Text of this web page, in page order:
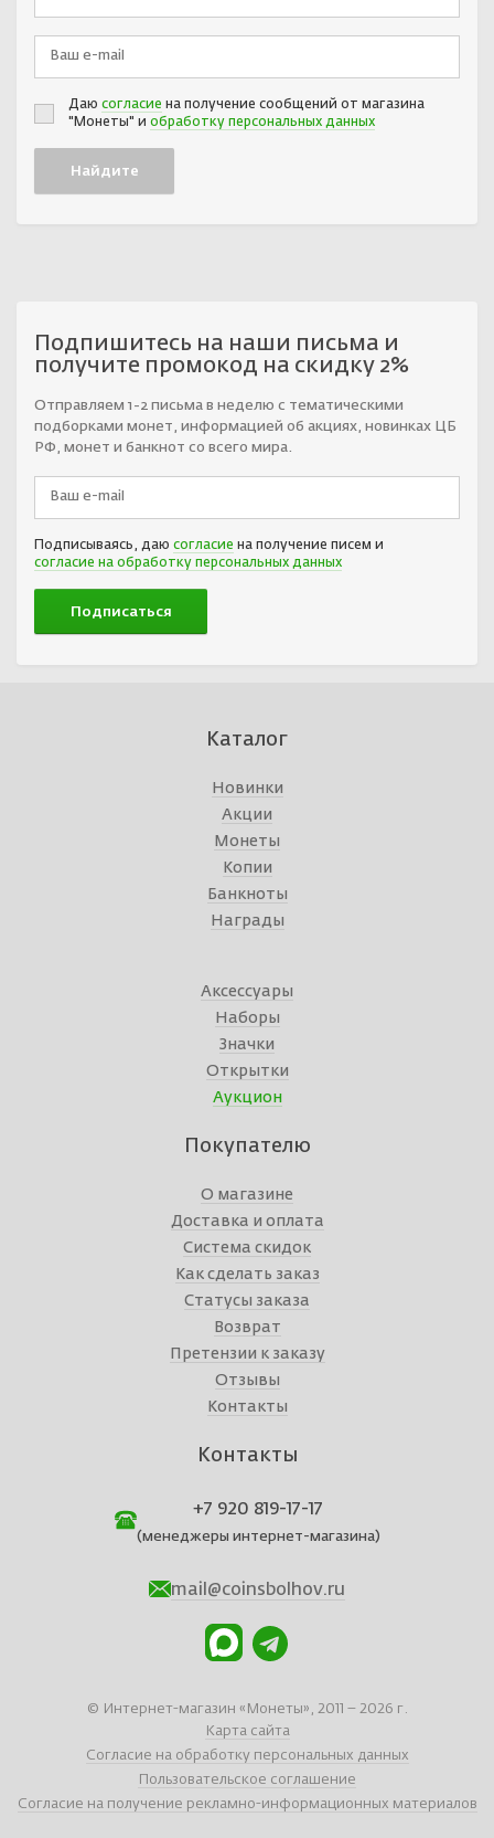
Даю согласие на получение сообщений от магазина
"Монеты" и обработку персональных данных
Подпишитесь на наши письма и
получите промокод на скидку 2%
Отправляем 1-2 письма в неделю с тематическими
подборками монет, информацией об акциях, новинках ЦБ
РФ, монет и банкнот со всего мира.
Подписываясь, даю согласие на получение писем и
согласие на обработку персональных данных
Каталог
Новинки
Акции
Монеты
Копии
Банкноты
Награды
Аксессуары
Наборы
Значки
Открытки
Аукцион
Покупателю
О магазине
Доставка и оплата
Система скидок
Как сделать заказ
Статусы заказа
Возврат
Претензии к заказу
Отзывы
Контакты
Контакты
+7 920 819-17-17
(менеджеры интернет-магазина)
mail@coinsbolhov.ru
© Интернет-магазин «Монеты», 2011 – 2026 г.
Карта сайта
Согласие на обработку персональных данных
Пользовательское соглашение
Согласие на получение рекламно-информационных материалов